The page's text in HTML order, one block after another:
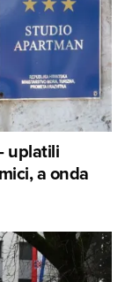
uplatili
a onda